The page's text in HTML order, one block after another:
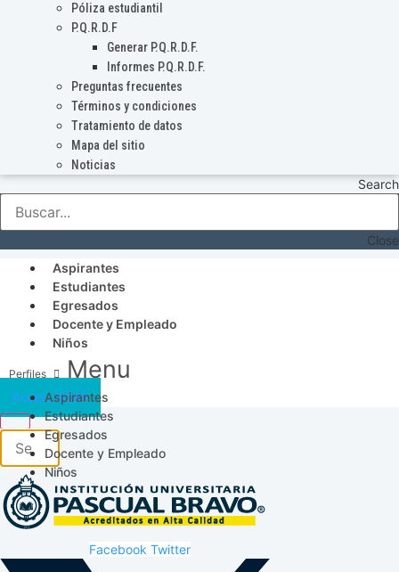
Póliza estudiantil
P.Q.R.D.F
Generar P.Q.R.D.F.
Informes P.Q.R.D.F.
Preguntas frecuentes
Términos y condiciones
Tratamiento de datos
Mapa del sitio
Noticias
Search
Close
Aspirantes
Estudiantes
Egresados
Docente y Empleado
Niños
Menu
Aspirantes
Estudiantes
Egresados
Docente y Empleado
Niños
Acceso SICAU
Facebook Twitter